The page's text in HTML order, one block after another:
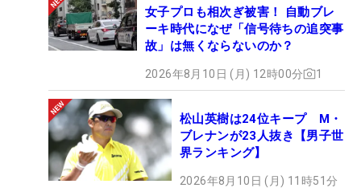
女子プロも相次ぎ被害！ 自動ブレ
ーキ時代になぜ「信号待ちの追突事
故」は無くならないのか？
2026年8月10日 (月) 12時00分 1
松山英樹は24位キープ M・
ブレナンが23人抜き【男子世
界ランキング】
2026年8月10日 (月) 11時51分